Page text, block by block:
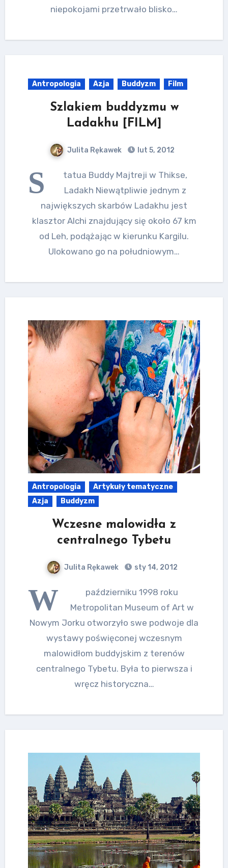
niepokojami przetrwało blisko…
Antropologia Azja Buddyzm Film
Szlakiem buddyzmu w
Ladakhu [FILM]
Julita Rękawek lut 5, 2012
S
tatua Buddy Majtreji w Thikse,
Ladakh Niewątpliwie jednym z
największych skarbów Ladakhu jest
klasztor Alchi znajdujący się około 67 km
od Leh, podążając w kierunku Kargilu.
Ulokowano go na południowym…
Antropologia
Artykuły tematyczne
Azja
Buddyzm
Wczesne malowidła z
centralnego Tybetu
Julita Rękawek sty 14, 2012
W
październiku 1998 roku
Metropolitan Museum of Art w
Nowym Jorku otworzyło swe podwoje dla
wystawy poświęconej wczesnym
malowidłom buddyjskim z terenów
centralnego Tybetu. Była to pierwsza i
wręcz historyczna…